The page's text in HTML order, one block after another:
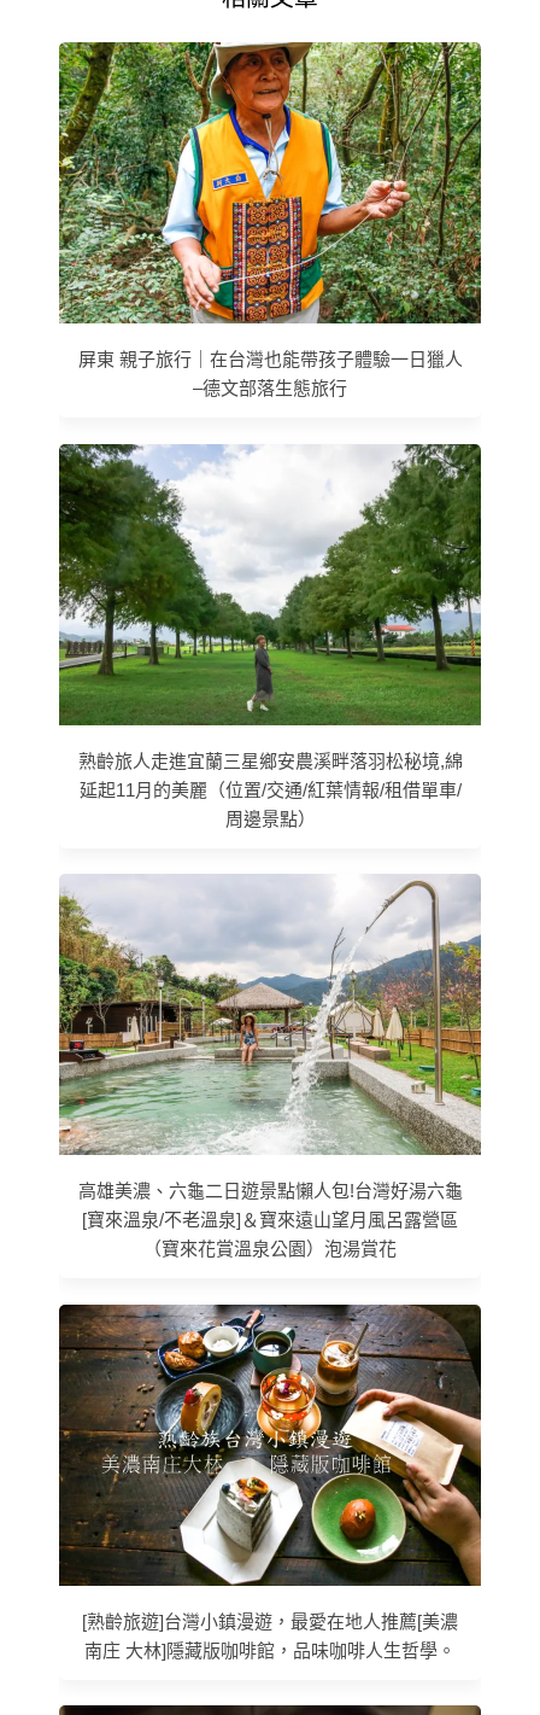
屏東 親子旅行｜在台灣也能帶孩子體驗一日獵人
–德文部落生態旅行
熟齡旅人走進宜蘭三星鄉安農溪畔落羽松秘境,綿
延起11月的美麗（位置/交通/紅葉情報/租借單車/
周邊景點）
高雄美濃、六龜二日遊景點懶人包!台灣好湯六龜
[寶來溫泉/不老溫泉]＆寶來遠山望月風呂露營區
（寶來花賞溫泉公園）泡湯賞花
[熟齡旅遊]台灣小鎮漫遊，最愛在地人推薦[美濃
南庄 大林]隱藏版咖啡館，品味咖啡人生哲學。